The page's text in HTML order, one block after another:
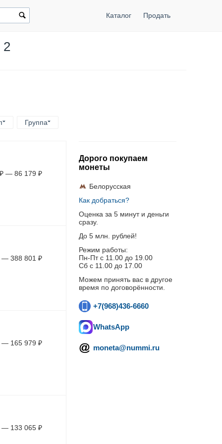
Каталог Продать
2
Группа
₽ — 86 179 ₽
— 388 801 ₽
— 165 979 ₽
— 133 065 ₽
Дорого покупаем
монеты
Белорусская
Как добраться?
Оценка за 5 минут и деньги
сразу.
До 5 млн. рублей!
Режим работы:
Пн-Пт c 11.00 до 19.00
Сб с 11.00 до 17.00
Можем принять вас в другое
время по договорённости.
+7(968)436-6660
WhatsApp
moneta@nummi.ru